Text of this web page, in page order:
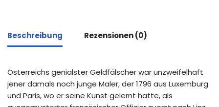
Beschreibung Rezensionen (0)
Österreichs genialster Geldfälscher war unzweifelhaft
jener damals noch junge Maler, der 1796 aus Luxemburg
und Paris, wo er seine Kunst gelernt hatte, als